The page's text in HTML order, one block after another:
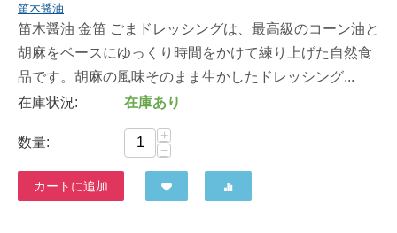
笛木醤油
笛木醤油 金笛 ごまドレッシングは、最高級のコーン油と
胡麻をベースにゆっくり時間をかけて練り上げた自然食
品です。胡麻の風味そのまま生かしたドレッシング...
在庫状況:
在庫あり
数量:
+
−
カートに追加